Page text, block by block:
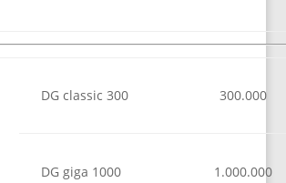
DG classic 300 300.000
DG giga 1000 1.000.000